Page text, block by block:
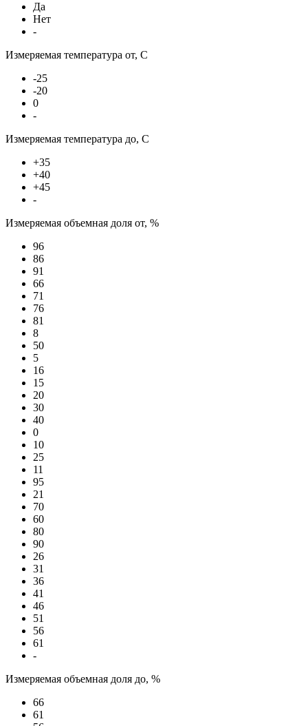
Да
Нет
-
Измеряемая температура от, С
-25
-20
0
-
Измеряемая температура до, С
+35
+40
+45
-
Измеряемая объемная доля от, %
96
86
91
66
71
76
81
8
50
5
16
15
20
30
40
0
10
25
11
95
21
70
60
80
90
26
31
36
41
46
51
56
61
-
Измеряемая объемная доля до, %
66
61